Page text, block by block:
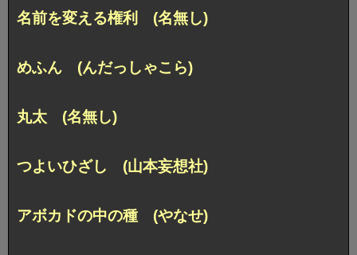
名前を変える権利 (名無し)
めふん (んだっしゃこら)
丸太 (名無し)
つよいひざし (山本妄想社)
アボカドの中の種 (やなせ)